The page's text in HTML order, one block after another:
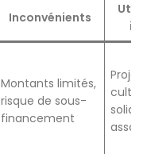
Inconvénients
Montants limités,
risque de sous-
financement
Projets